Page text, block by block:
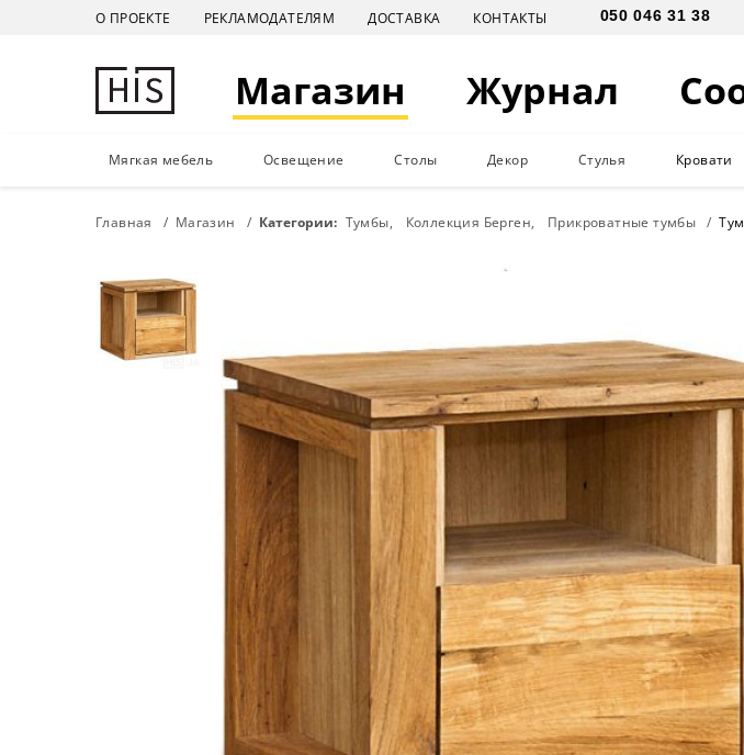
О ПРОЕКТЕ РЕКЛАМОДАТЕЛЯМ ДОСТАВКА КОНТАКТЫ 050 046 31 38
Магазин Журнал
Мягкая мебель Освещение Столы Декор Стулья Кровати
Главная Магазин Категории: Тумбы Коллекция Берген Прикроватные тумбы